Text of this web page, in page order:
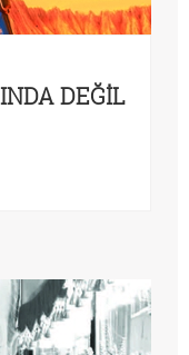
DEĞİL